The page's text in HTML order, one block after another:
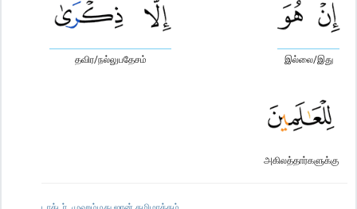
இல்லை/இது
தவிர/நல்லுபதேசம்
அகிலத்தார்களுக்கு